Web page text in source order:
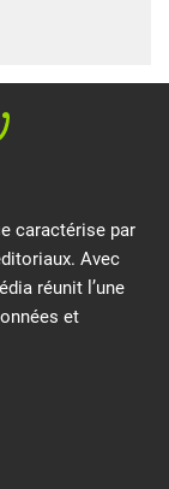
caractérise par
Avec
réunit l’une
et